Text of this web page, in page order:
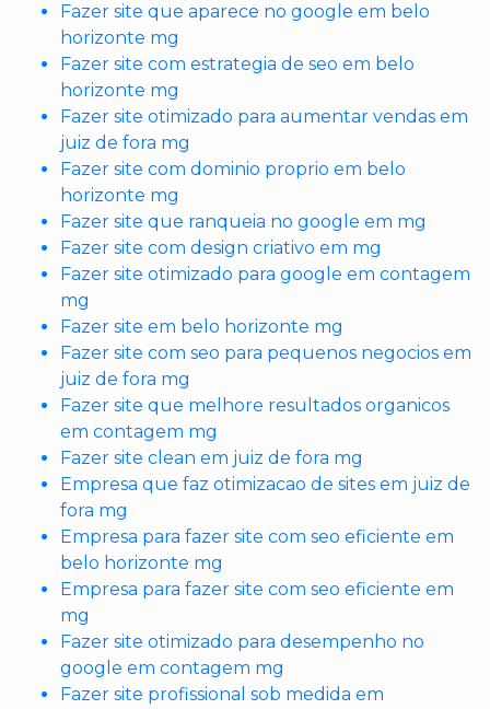
Fazer site que aparece no google em belo
horizonte mg
Fazer site com estrategia de seo em belo
horizonte mg
Fazer site otimizado para aumentar vendas em
juiz de fora mg
Fazer site com dominio proprio em belo
horizonte mg
Fazer site que ranqueia no google em mg
Fazer site com design criativo em mg
Fazer site otimizado para google em contagem
mg
Fazer site em belo horizonte mg
Fazer site com seo para pequenos negocios em
juiz de fora mg
Fazer site que melhore resultados organicos
em contagem mg
Fazer site clean em juiz de fora mg
Empresa que faz otimizacao de sites em juiz de
fora mg
Empresa para fazer site com seo eficiente em
belo horizonte mg
Empresa para fazer site com seo eficiente em
mg
Fazer site otimizado para desempenho no
google em contagem mg
Fazer site profissional sob medida em